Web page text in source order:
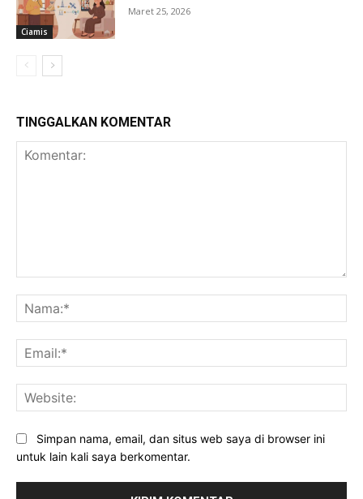
Ciamis
Maret 25, 2026
TINGGALKAN KOMENTAR
Simpan nama, email, dan situs web saya di browser ini
untuk lain kali saya berkomentar.